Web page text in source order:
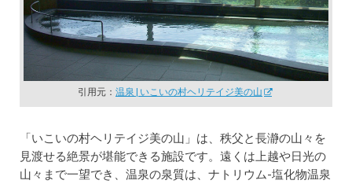
引用元： 温泉 | いこいの村ヘリテイジ美の山
「いこいの村ヘリテイジ美の山」は、秩父と長瀞の山々を
見渡せる絶景が堪能できる施設です。遠くは上越や日光の
山々まで一望でき、温泉の泉質は、ナトリウム-塩化物温泉